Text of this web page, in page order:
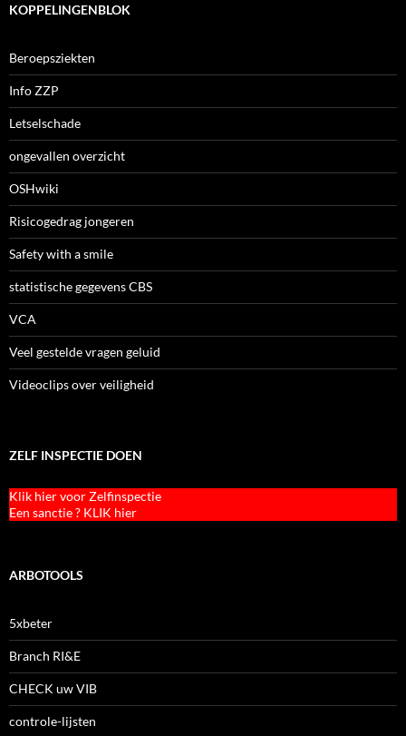
KOPPELINGENBLOK
Beroepsziekten
Info ZZP
Letselschade
ongevallen overzicht
OSHwiki
Risicogedrag jongeren
Safety with a smile
statistische gegevens CBS
VCA
Veel gestelde vragen geluid
Videoclips over veiligheid
ZELF INSPECTIE DOEN
Klik hier voor Zelfinspectie
Een sanctie ? KLIK hier
ARBOTOOLS
5xbeter
Branch RI&E
CHECK uw VIB
controle-lijsten